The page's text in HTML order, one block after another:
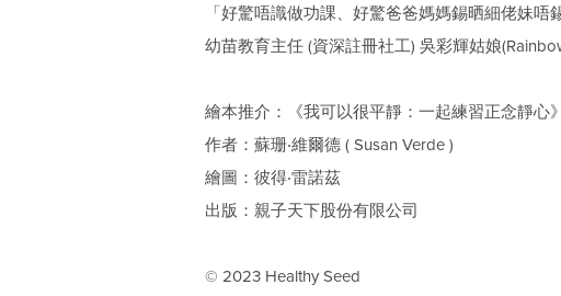
「好驚唔識做功課、好驚爸爸媽媽錫晒細佬妹
幼苗教育主任 (資深註冊社工) 吳彩輝姑娘
繪本推介：《我可以很平靜：一起練習正念靜心》
作者：蘇珊‧維爾德 ( Susan Verde )
繪圖：彼得‧雷諾茲
出版：親子天下股份有限公司
© 2023 Healthy Seed